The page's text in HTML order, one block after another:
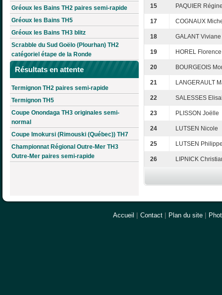
Gréoux les Bains TH2 paires semi-rapide
Gréoux les Bains TH5
Gréoux les Bains TH3 blitz
Scrabble du Sud Goëlo (Plourhan) TH2
catégoriel étape de la Ronde
Résultats en attente
Termignon TH2 paires semi-rapide
Termignon TH5
Coupe Onondaga TH3 originales semi-
normal
Coupe Imokursi (Rimouski (Québec)) TH7
Championnat Régional Outre-Mer TH3
Outre-Mer paires semi-rapide
15 PAQUIER
17 COGNAUX
18 GALANT Viviane
19 HOREL Florence
20 BOURGEOIS
21 LANGERAULT
22 SALESSES
23 PLISSON Joëlle
24 LUTSEN Nicole
25 LUTSEN
26 LIPNICK
Accueil Contact Plan du site